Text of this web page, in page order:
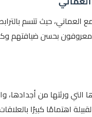
العماني، حيث تتسم
معروفون بحسن
التي ورثتها من
اهتمامًا كبيرًا